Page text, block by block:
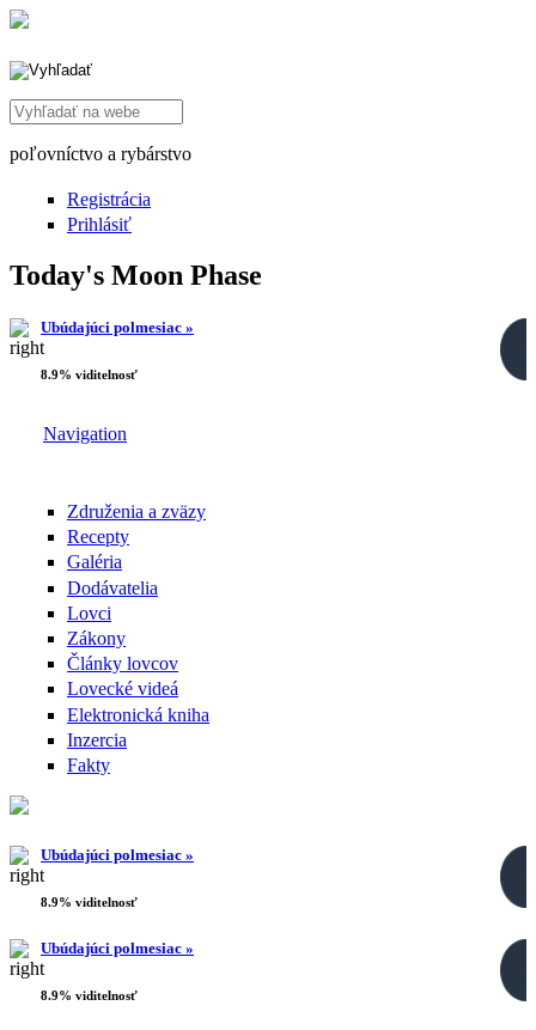
Search this site
poľovníctvo a rybárstvo
Registrácia
Prihlásiť
Today's Moon Phase
Ubúdajúci polmesiac »
8.9% viditelnosť
Navigation
Združenia a zväzy
Recepty
Galéria
Dodávatelia
Lovci
Zákony
Články lovcov
Lovecké videá
Elektronická kniha
Inzercia
Fakty
Ubúdajúci polmesiac »
8.9% viditelnosť
Ubúdajúci polmesiac »
8.9% viditelnosť